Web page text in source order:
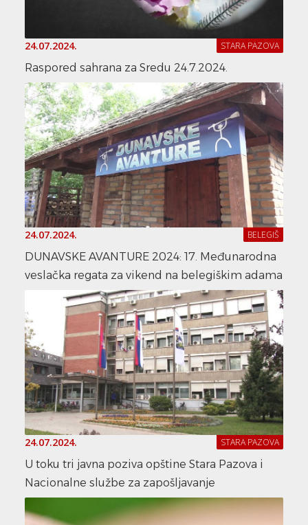
24.07.2024. STARA PAZOVA
Raspored sahrana za Sredu 24.7.2024.
24.07.2024. BELEGIŠ
DUNAVSKE AVANTURE 2024: 17. Međunarodna
veslačka regata za vikend na belegiškim adama
24.07.2024. STARA PAZOVA
U toku tri javna poziva opštine Stara Pazova i
Nacionalne službe za zapošljavanje